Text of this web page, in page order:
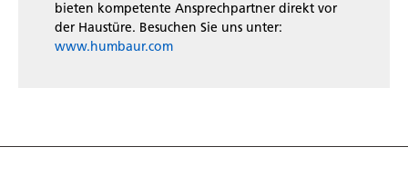
bieten kompetente Ansprechpartner direkt vor
der Haustüre. Besuchen Sie uns unter:
www.humbaur.com